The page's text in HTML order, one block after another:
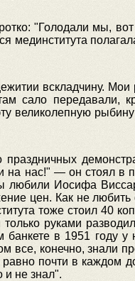
"Голодали мы,
вскладчину.
сало передавали,
великолепную
праздничных
нас!" — он стоял в
любили Иосифа
цен. Как не любить
тоже стоил 40
руками
в 1951 году
все, конечно, знали
равно почти в
и не знал".